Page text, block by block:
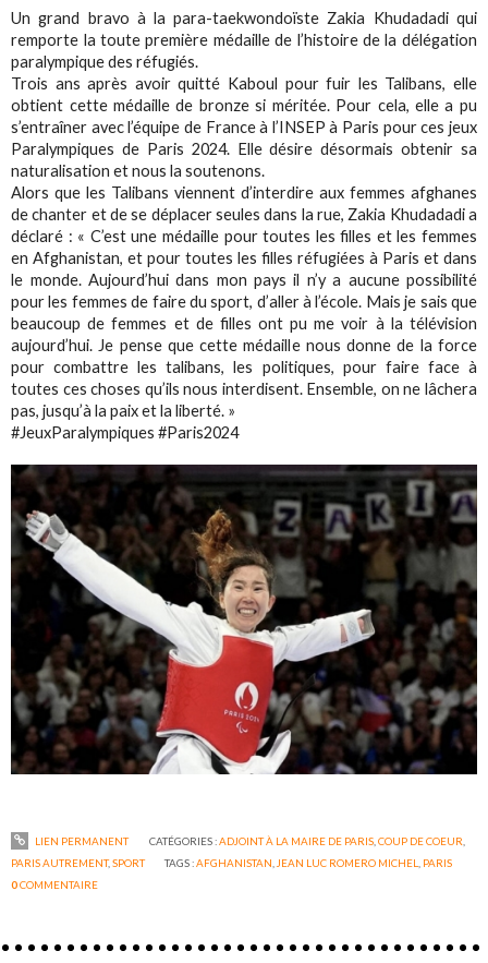
Un grand bravo à la para-taekwondoïste Zakia Khudadadi qui
remporte la toute première médaille de l’histoire de la délégation
paralympique des réfugiés.
Trois ans après avoir quitté Kaboul pour fuir les Talibans, elle
obtient cette médaille de bronze si méritée. Pour cela, elle a pu
s’entraîner avec l’équipe de France à l’INSEP à Paris pour ces jeux
Paralympiques de Paris 2024. Elle désire désormais obtenir sa
naturalisation et nous la soutenons.
Alors que les Talibans viennent d’interdire aux femmes afghanes
de chanter et de se déplacer seules dans la rue, Zakia Khudadadi a
déclaré : « C’est une médaille pour toutes les filles et les femmes
en Afghanistan, et pour toutes les filles réfugiées à Paris et dans
le monde. Aujourd’hui dans mon pays il n’y a aucune possibilité
pour les femmes de faire du sport, d’aller à l’école. Mais je sais que
beaucoup de femmes et de filles ont pu me voir à la télévision
aujourd’hui. Je pense que cette médaille nous donne de la force
pour combattre les talibans, les politiques, pour faire face à
toutes ces choses qu’ils nous interdisent. Ensemble, on ne lâchera
pas, jusqu’à la paix et la liberté. »
#JeuxParalympiques #Paris2024
LIEN PERMANENT CATÉGORIES :ADJOINT À LA MAIRE DE PARIS, COUP DE COEUR
PARIS AUTREMENT,SPORT TAGS :AFGHANISTAN JEAN LUC ROMERO MICHEL
PARIS
0COMMENTAIRE